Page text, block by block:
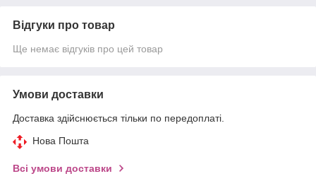
Відгуки про товар
Ще немає відгуків про цей товар
Умови доставки
Доставка здійснюється тільки по передоплаті.
Нова Пошта
Всі умови доставки